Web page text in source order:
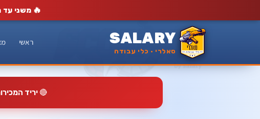
🔥 משני עד
SALARY
סאלרי · כלי עבודה
ראשי
🔴יריד